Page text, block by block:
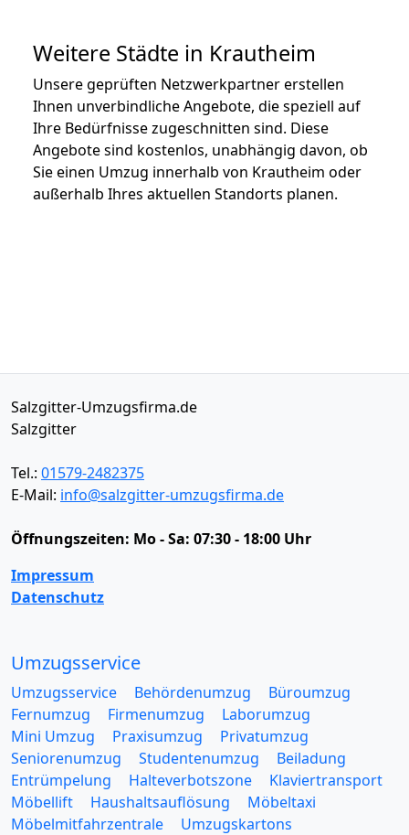
Weitere Städte in Krautheim
Unsere geprüften Netzwerkpartner erstellen
Ihnen unverbindliche Angebote, die speziell auf
Ihre Bedürfnisse zugeschnitten sind. Diese
Angebote sind kostenlos, unabhängig davon, ob
Sie einen Umzug innerhalb von Krautheim oder
außerhalb Ihres aktuellen Standorts planen.
Salzgitter-Umzugsfirma.de
Salzgitter
Tel.: 01579-2482375
E-Mail: info@salzgitter-umzugsfirma.de
Öffnungszeiten: Mo - Sa: 07:30 - 18:00 Uhr
Impressum
Datenschutz
Umzugsservice
Umzugsservice Behördenumzug
Büroumzug
Fernumzug
Firmenumzug
Laborumzug
Mini Umzug
Praxisumzug
Privatumzug
Seniorenumzug
Studentenumzug
Beiladung
Entrümpelung
Halteverbotszone
Klaviertransport
Möbellift
Haushaltsauflösung
Möbeltaxi
Möbelmitfahrzentrale
Umzugskartons